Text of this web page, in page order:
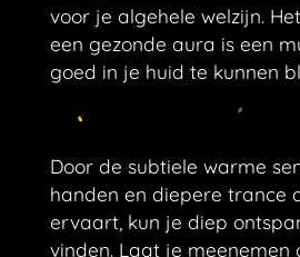
voor je algehele welzijn.
een gezonde aura is een
goed in je huid te kunnen
Door de subtiele warme
handen en diepere trance
ervaart, kun je diep
vinden. Laat je meenemen